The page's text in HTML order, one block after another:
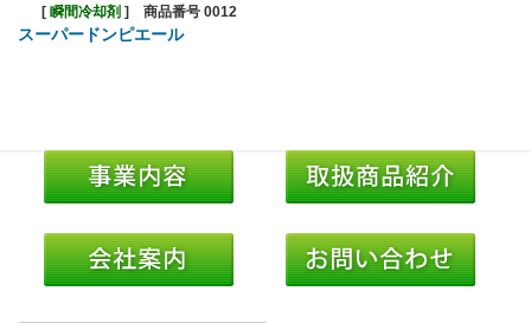
[ 瞬間冷却剤 ] 商品番号 0012
スーパードンピエール